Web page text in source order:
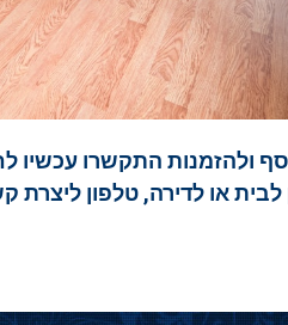
ולהזמנות התקשרו עכשיו
או לדירה, טלפון ליצרת קשר 054-9447042 או 1800-800-730 ייעוץ והצעת